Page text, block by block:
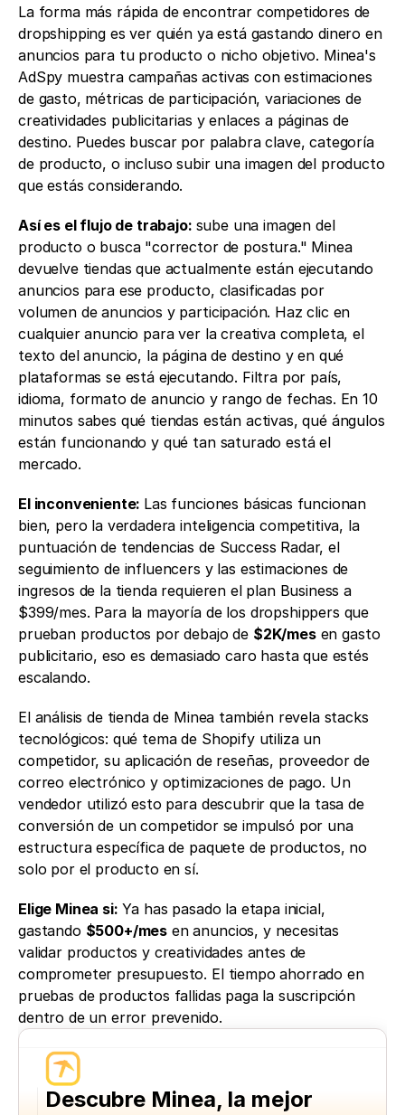
La forma más rápida de encontrar competidores de
dropshipping es ver quién ya está gastando dinero en
anuncios para tu producto o nicho objetivo. Minea's
AdSpy muestra campañas activas con estimaciones
de gasto, métricas de participación, variaciones de
creatividades publicitarias y enlaces a páginas de
destino. Puedes buscar por palabra clave, categoría
de producto, o incluso subir una imagen del producto
que estás considerando.
Así es el flujo de trabajo: sube una imagen del
producto o busca "corrector de postura." Minea
devuelve tiendas que actualmente están ejecutando
anuncios para ese producto, clasificadas por
volumen de anuncios y participación. Haz clic en
cualquier anuncio para ver la creativa completa, el
texto del anuncio, la página de destino y en qué
plataformas se está ejecutando. Filtra por país,
idioma, formato de anuncio y rango de fechas. En 10
minutos sabes qué tiendas están activas, qué ángulos
están funcionando y qué tan saturado está el
mercado.
El inconveniente: Las funciones básicas funcionan
bien, pero la verdadera inteligencia competitiva, la
puntuación de tendencias de Success Radar, el
seguimiento de influencers y las estimaciones de
ingresos de la tienda requieren el plan Business a
$399/mes. Para la mayoría de los dropshippers que
prueban productos por debajo de $2K/mes en gasto
publicitario, eso es demasiado caro hasta que estés
escalando.
El análisis de tienda de Minea también revela stacks
tecnológicos: qué tema de Shopify utiliza un
competidor, su aplicación de reseñas, proveedor de
correo electrónico y optimizaciones de pago. Un
vendedor utilizó esto para descubrir que la tasa de
conversión de un competidor se impulsó por una
estructura específica de paquete de productos, no
solo por el producto en sí.
Elige Minea si: Ya has pasado la etapa inicial,
gastando $500+/mes en anuncios, y necesitas
validar productos y creatividades antes de
comprometer presupuesto. El tiempo ahorrado en
pruebas de productos fallidas paga la suscripción
dentro de un error prevenido.
Descubre Minea, la mejor